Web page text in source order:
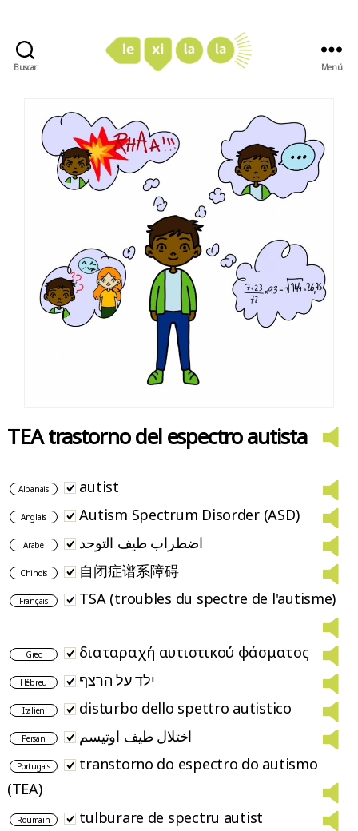
Buscar Menú
TEA trastorno del espectro autista
Albanais autist
Anglais Autism Spectrum Disorder (ASD)
Arabe اضطراب طيف التوحد
Chinois 自闭症谱系障碍
Français TSA (troubles du spectre de l'autisme)
Grec διαταραχή αυτιστικού φάσματος
Hébreu ילד על הרצף
Italien disturbo dello spettro autistico
Persan اختلال طیف اوتیسم
Portugais
transtorno do espectro do autismo
(TEA)
Roumain tulburare de spectru autist